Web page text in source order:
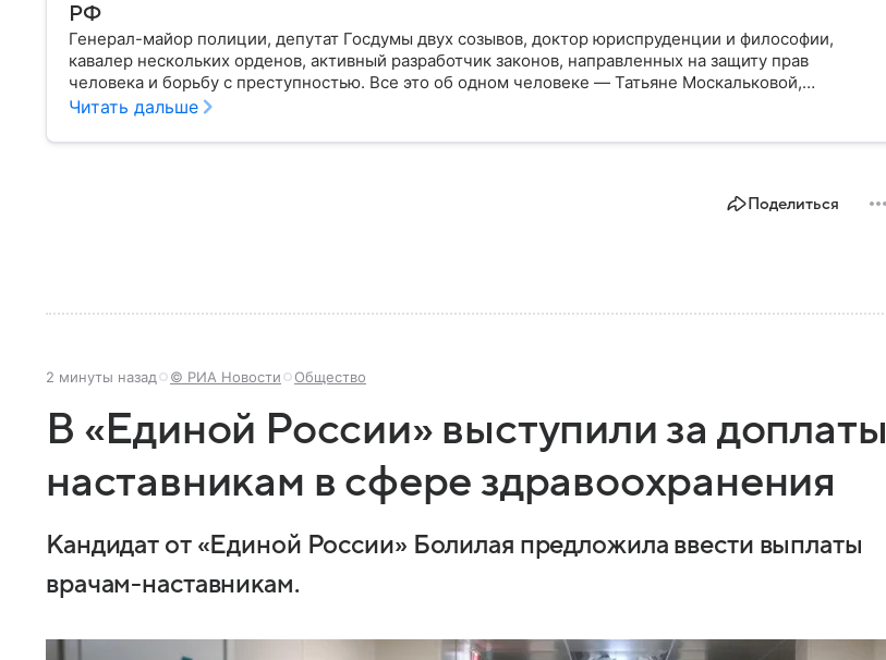
РФ
Генерал-майор полиции, депутат Госдумы двух созывов, доктор юриспруденции и философии,
кавалер нескольких орденов, активный разработчик законов, направленных на защиту прав
человека и борьбу с преступностью. Все это об одном человеке — Татьяне Москальковой,
прошедшей путь от простого бухгалтера до российского омбудсмена. Собрали главное из ее
Читать дальше
Поделиться
2 минуты назад © РИА Новости Общество
В «Единой России» выступили за доплаты
наставникам в сфере здравоохранения
Кандидат от «Единой России» Болилая предложила ввести выплаты
врачам-наставникам.